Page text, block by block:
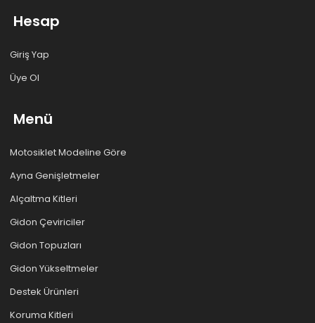
Hesap
Giriş Yap
Üye Ol
Menü
Motosiklet Modeline Göre
Ayna Genişletmeler
Alçaltma Kitleri
Gidon Çeviriciler
Gidon Topuzları
Gidon Yükseltmeler
Destek Ürünleri
Koruma Kitleri